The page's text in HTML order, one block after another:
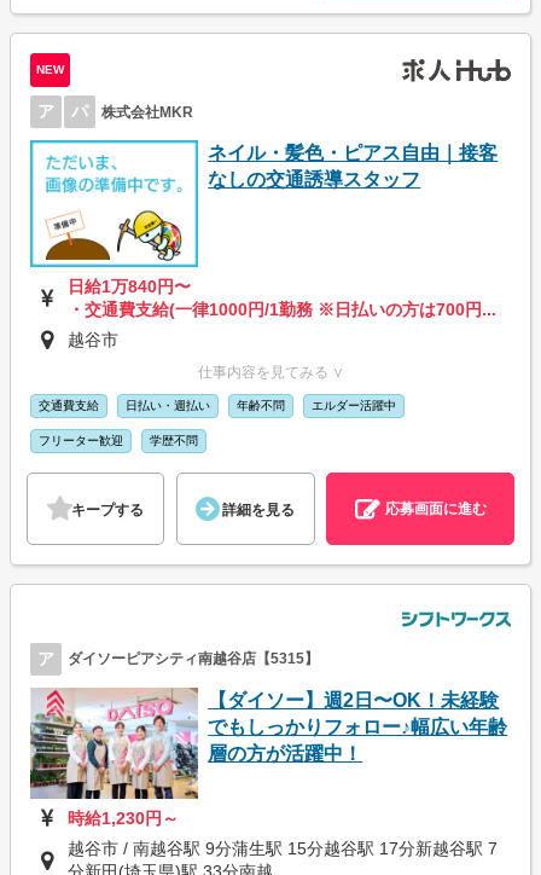
NEW
ア パ 株式会社MKR
ネイル・髪色・ピアス自由｜接客
なしの交通誘導スタッフ
日給1万840円〜
・交通費支給(一律1000円/1勤務 ※日払いの方は700円...
越谷市
仕事内容を見てみる ∨
交通費支給 日払い・週払い 年齢不問 エルダー活躍中
フリーター歓迎 学歴不問
キープする 詳細を見る 応募画面に進む
ア ダイソーピアシティ南越谷店【5315】
【ダイソー】週2日〜OK！未経験
でもしっかりフォロー♪幅広い年齢
層の方が活躍中！
時給1,230円～
越谷市 / 南越谷駅 9分蒲生駅 15分越谷駅 17分新越谷駅 7